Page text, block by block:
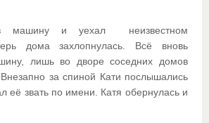
машину и уехал неизвестном
дома захлопнулась. Всё вновь
лишь во дворе соседних домов
за спиной Кати послышались
её звать по имени. Катя обернулась и